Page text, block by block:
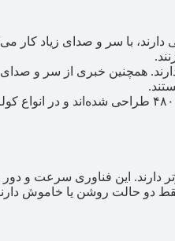
با سر و صدای زیاد کار
همچنین خبری از سر و
این نوع کمپرسورها برای کولرهایی با ظرفیت بالای ۴۸۰۰۰ طراحی
دارند. این فناوری سرعت و دور
حالت روشن یا خاموش دارند،